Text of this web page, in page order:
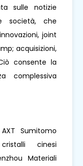
sulle notizie
società, che
joint
acquisizioni,
consente la
complessiva
Sumitomo
cinesi
Materiali